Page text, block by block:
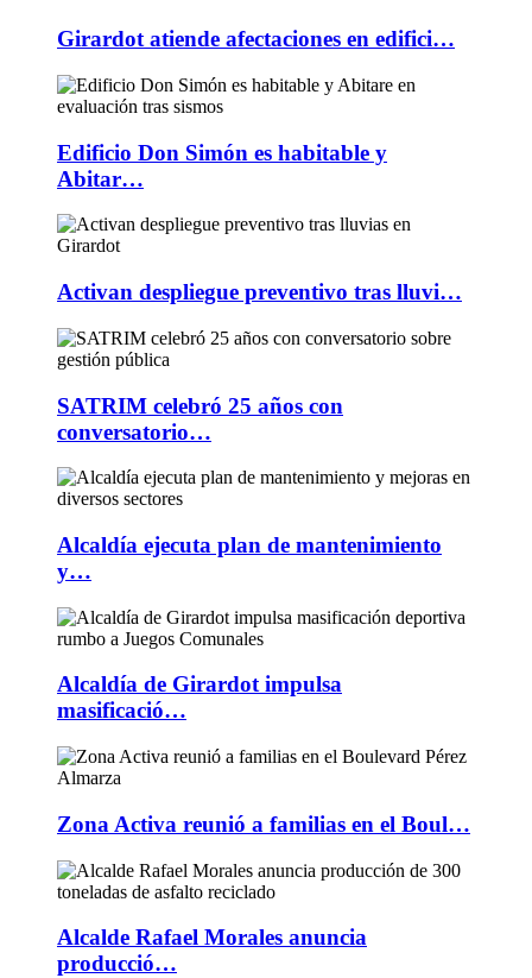
Girardot atiende afectaciones en edifici…
Edificio Don Simón es habitable y
Abitar…
Activan despliegue preventivo tras lluvi…
SATRIM celebró 25 años con
conversatorio…
Alcaldía ejecuta plan de mantenimiento
y…
Alcaldía de Girardot impulsa
masificació…
Zona Activa reunió a familias en el Boul…
Alcalde Rafael Morales anuncia
producció…